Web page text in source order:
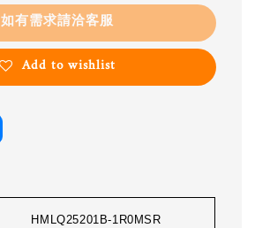
如有需求請洽客服
Add to wishlist
HMLQ25201B-1R0MSR